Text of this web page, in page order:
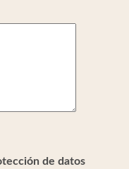
de datos